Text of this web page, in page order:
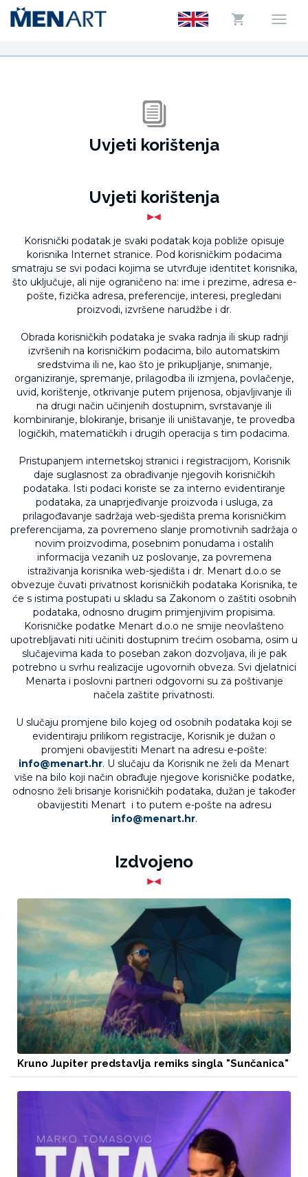
Uvjeti korištenja
Uvjeti korištenja
Korisnički podatak je svaki podatak koja pobliže opisuje
korisnika Internet stranice. Pod korisničkim podacima
smatraju se svi podaci kojima se utvrđuje identitet korisnika,
što uključuje, ali nije ograničeno na: ime i prezime, adresa e-
pošte, fizička adresa, preferencije, interesi, pregledani
proizvodi, izvršene narudžbe i dr.
Obrada korisničkih podataka je svaka radnja ili skup radnji
izvršenih na korisničkim podacima, bilo automatskim
sredstvima ili ne, kao što je prikupljanje, snimanje,
organiziranje, spremanje, prilagodba ili izmjena, povlačenje,
uvid, korištenje, otkrivanje putem prijenosa, objavljivanje ili
na drugi način učinjenih dostupnim, svrstavanje ili
kombiniranje, blokiranje, brisanje ili uništavanje, te provedba
logičkih, matematičkih i drugih operacija s tim podacima.
Pristupanjem internetskoj stranici i registracijom, Korisnik
daje suglasnost za obrađivanje njegovih korisničkih
podataka. Isti podaci koriste se za interno evidentiranje
podataka, za unaprjeđivanje proizvoda i usluga, za
prilagođavanje sadržaja web-sjedišta prema korisničkim
preferencijama, za povremeno slanje promotivnih sadržaja o
novim proizvodima, posebnim ponudama i ostalih
informacija vezanih uz poslovanje, za povremena
istraživanja korisnika web-sjedišta i dr. Menart d.o.o se
obvezuje čuvati privatnost korisničkih podataka Korisnika, te
će s istima postupati u skladu sa Zakonom o zaštiti osobnih
podataka, odnosno drugim primjenjivim propisima.
Korisničke podatke Menart d.o.o ne smije neovlašteno
upotrebljavati niti učiniti dostupnim trećim osobama, osim u
slučajevima kada to poseban zakon dozvoljava, ili je pak
potrebno u svrhu realizacije ugovornih obveza. Svi djelatnici
Menarta i poslovni partneri odgovorni su za poštivanje
načela zaštite privatnosti.
U slučaju promjene bilo kojeg od osobnih podataka koji se
evidentiraju prilikom registracije, Korisnik je dužan o
promjeni obavijestiti Menart na adresu e-pošte:
info@menart.hr. U slučaju da Korisnik ne želi da Menart
više na bilo koji način obrađuje njegove korisničke podatke,
odnosno želi brisanje korisničkih podataka, dužan je također
obavijestiti Menart i to putem e-pošte na adresu
info@menart.hr.
Izdvojeno
Kruno Jupiter predstavlja remiks singla "Sunčanica"